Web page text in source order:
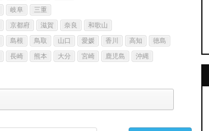
岐阜 三重
京都府 滋賀 奈良 和歌山
島根 鳥取 山口 愛媛 香川 高知 徳島
長崎 熊本 大分 宮崎 鹿児島 沖縄